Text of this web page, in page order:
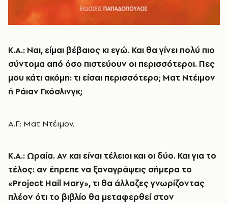
Κ.Α.: Ναι, είμαι βέβαιος κι εγώ. Και θα γίνει πολύ πιο
σύντομα από όσο πιστεύουν οι περισσότεροι. Πες
μου κάτι ακόμη: τι είσαι περισσότερο; Ματ Ντέιμον
ή Ράιαν Γκόσλινγκ;
Α.Γ.: Ματ Ντέιμον.
Κ.Α.: Ωραία. Αν και είναι τέλειοι και οι δύο. Και για το
τέλος: αν έπρεπε να ξαναγράψεις σήμερα το
«Project Hail Mary», τι θα άλλαζες γνωρίζοντας
πλέον ότι το βιβλίο θα μεταφερθεί στον